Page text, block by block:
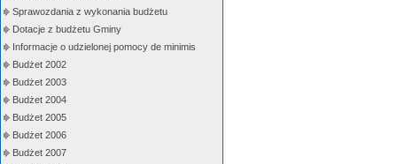
Sprawozdania z wykonania budżetu
Dotacje z budżetu Gminy
Informacje o udzielonej pomocy de minimis
Budżet 2002
Budżet 2003
Budżet 2004
Budżet 2005
Budżet 2006
Budżet 2007